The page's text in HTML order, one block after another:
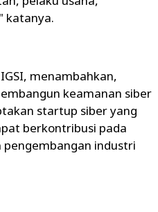
katanya.
menambahkan,
keamanan siber
startup siber yang
berkontribusi pada
industri